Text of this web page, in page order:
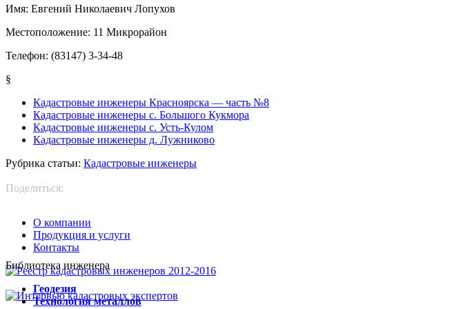
Имя: Евгений Николаевич Лопухов
Местоположение: 11 Микрорайон
Телефон: (83147) 3-34-48
§
Кадастровые инженеры Красноярска — часть №8
Кадастровые инженеры с. Большого Кукмора
Кадастровые инженеры с. Усть-Кулом
Кадастровые инженеры д. Лужниково
Рубрика статьи: Кадастровые инженеры
Поделиться:
О компании
Продукция и услуги
Контакты
Библиотека инженера
Геодезия
Технология металлов